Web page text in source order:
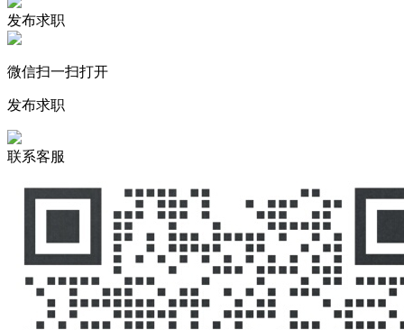
发布求职
微信扫一扫打开
发布求职
联系客服